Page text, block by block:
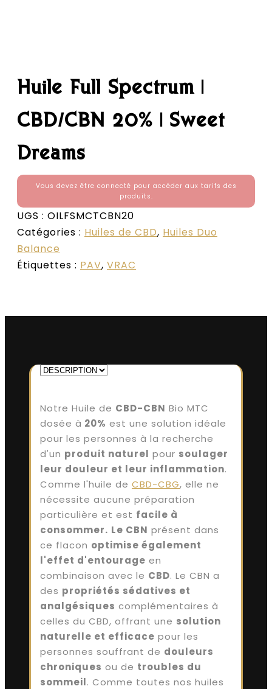
Huile Full Spectrum |
CBD/CBN 20% | Sweet
Dreams
Vous devez être connecté pour accéder aux tarifs des
produits.
UGS : OILFSMCTCBN20
Catégories : Huiles de CBD, Huiles Duo
Balance
Étiquettes : PAV, VRAC
Notre Huile de CBD-CBN Bio MTC
dosée à 20% est une solution idéale
pour les personnes à la recherche
d'un produit naturel pour soulager
leur douleur et leur inflammation.
Comme l'huile de CBD-CBG, elle ne
nécessite aucune préparation
particulière et est facile à
consommer. Le CBN présent dans
ce flacon optimise également
l'effet d'entourage en
combinaison avec le CBD. Le CBN a
des propriétés sédatives et
analgésiques complémentaires à
celles du CBD, offrant une solution
naturelle et efficace pour les
personnes souffrant de douleurs
chroniques ou de troubles du
sommeil. Comme toutes nos huiles